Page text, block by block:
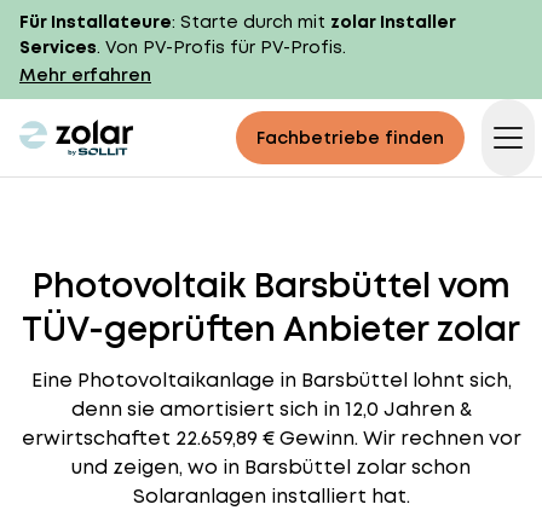
Für Installateure: Starte durch mit zolar Installer
Services. Von PV-Profis für PV-Profis.
Mehr erfahren
zolar logo Fachbetriebe finden
Photovoltaik Barsbüttel vom
TÜV-geprüften Anbieter zolar
Eine Photovoltaikanlage in Barsbüttel lohnt sich,
denn sie amortisiert sich in 12,0 Jahren &
erwirtschaftet 22.659,89 € Gewinn. Wir rechnen vor
und zeigen, wo in Barsbüttel zolar schon
Solaranlagen installiert hat.